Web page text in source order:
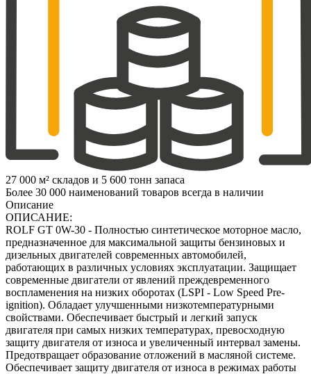
27 000 м² складов и 5 600 тонн запаса
Более 30 000 наименований товаров всегда в наличии
Описание
ОПИСАНИЕ:
ROLF GT 0W-30 - Полностью синтетическое моторное масло,
предназначенное для максимальной защиты бензиновых и
дизельных двигателей современных автомобилей,
работающих в различных условиях эксплуатации. Защищает
современные двигатели от явлений преждевременного
воспламенения на низких оборотах (LSPI - Low Speed Pre-
ignition). Обладает улучшенными низкотемпературными
свойствами. Обеспечивает быстрый и легкий запуск
двигателя при самых низких температурах, превосходную
защиту двигателя от износа и увеличенный интервал замены.
Предотвращает образование отложений в масляной системе.
Обеспечивает защиту двигателя от износа в режимах работы